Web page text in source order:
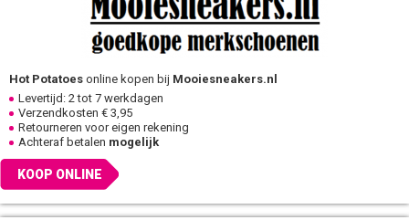
Hot Potatoes online kopen bij Mooiesneakers.nl
Levertijd: 2 tot 7 werkdagen
Verzendkosten € 3,95
Retourneren voor eigen rekening
Achteraf betalen mogelijk
KOOP ONLINE